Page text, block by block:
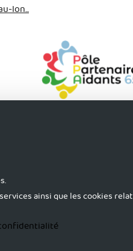
lon...
Pôle Partenaires Aidants 65.
ainsi que les cookies